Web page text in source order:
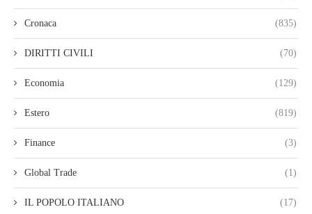
Cronaca (835)
DIRITTI CIVILI (70)
Economia (129)
Estero (819)
Finance (3)
Global Trade (1)
IL POPOLO ITALIANO (17)